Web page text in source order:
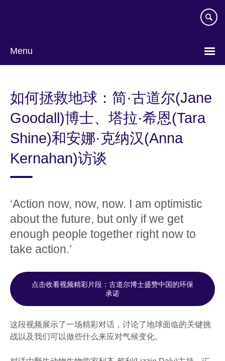
Menu
language
如何拯救地球：简·古道尔(Jane
Goodall)博士、塔拉·希恩(Tara
Shine)和安娜·克纳汉(Anna
Kernahan)访谈
‘Action now, now, now. I am optimistic
about the future, but only if we get
enough people together right now to
take action.’
点击收看视频精彩片段：古道尔博士盛赞中国的环保
承诺
这段视频展示了一场精彩对话，讨论了地球面临的关键挑
战以及我们可以做些什么来应对气候变化。